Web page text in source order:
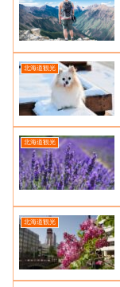
北海道観光
北海道観光
北海道観光